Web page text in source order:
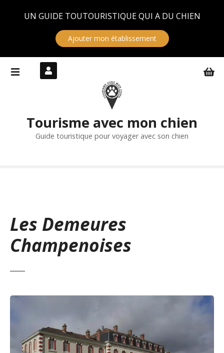
UN GUIDE TOUTOURISTIQUE QUI A DU CHIEN
Ajouter mon établissement
Tourisme avec mon chien
Guide touristique pour voyager avec son chien
Les Demeures
Champenoises